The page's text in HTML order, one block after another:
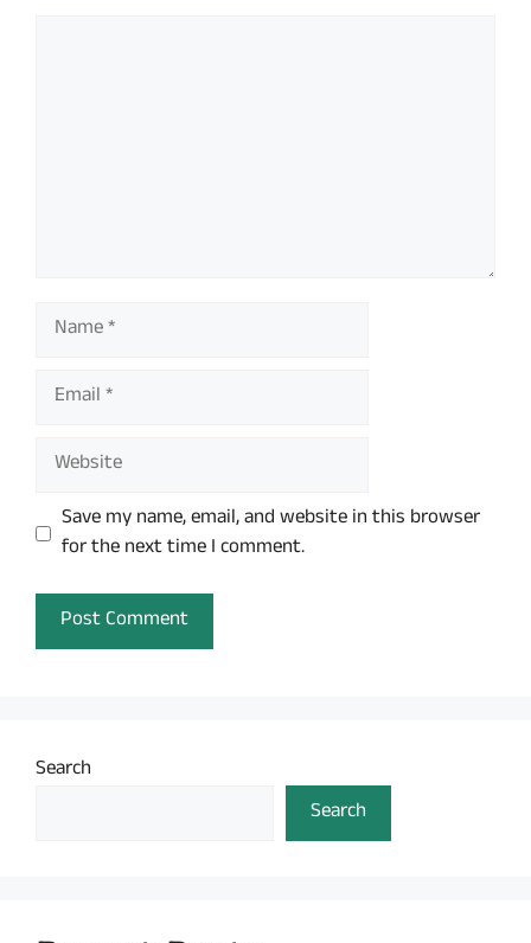
Name
Email
Website
Save my name, email, and website in this browser
for the next time I comment.
Search
Search